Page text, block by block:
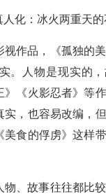
视作品，《孤独的
。人物是现实的
《火影忍者》等
，也容易改编，
食的俘虏》这样
物、故事往往都比